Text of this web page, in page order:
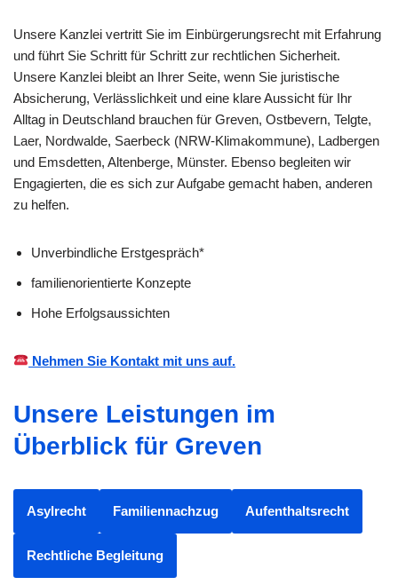
Unsere Kanzlei vertritt Sie im Einbürgerungsrecht mit Erfahrung
und führt Sie Schritt für Schritt zur rechtlichen Sicherheit.
Unsere Kanzlei bleibt an Ihrer Seite, wenn Sie juristische
Absicherung, Verlässlichkeit und eine klare Aussicht für Ihr
Alltag in Deutschland brauchen für Greven, Ostbevern, Telgte,
Laer, Nordwalde, Saerbeck (NRW-Klimakommune), Ladbergen
und Emsdetten, Altenberge, Münster. Ebenso begleiten wir
Engagierten, die es sich zur Aufgabe gemacht haben, anderen
zu helfen.
Unverbindliche Erstgespräch*
familienorientierte Konzepte
Hohe Erfolgsaussichten
Nehmen Sie Kontakt mit uns auf.
Unsere Leistungen im
Überblick für Greven
Asylrecht Familiennachzug Aufenthaltsrecht
Rechtliche Begleitung